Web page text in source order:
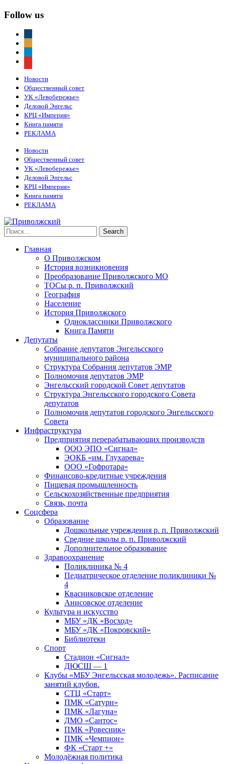
Follow us
Новости
Общественный совет
УК «Левобережье»
Деловой Энгельс
КРЦ «Империя»
Книга памяти
РЕКЛАМА
Новости
Общественный совет
УК «Левобережье»
Деловой Энгельс
КРЦ «Империя»
Книга памяти
РЕКЛАМА
Главная
О Приволжском
История возникновения
Преобразование Приволжского МО
ТОСы р. п. Приволжский
География
Население
История Приволжского
Одноклассники Приволжского
Книга Памяти
Депутаты
Собрание депутатов Энгельсского
муниципального района
Структура Собрания депутатов ЭМР
Полномочия депутатов ЭМР
Энгельсский городской Совет депутатов
Структура Энгельсского городского Совета
депутатов
Полномочия депутатов городского Энгельсского
Совета
Инфраструктура
Предприятия перерабатывающих производств
ООО ЭПО «Сигнал»
ЭОКБ «им. Глухарева»
ООО «Гофротара»
Финансово-кредитные учреждения
Пищевая промышленность
Сельскохозяйственные предприятия
Связь, почта
Соцсфера
Образование
Дошкольные учреждения р. п. Приволжский
Средние школы р. п. Приволжский
Дополнительное образование
Здравоохранение
Поликлиника № 4
Педиатрическое отделение поликлиники №
4
Квасниковское отделение
Анисовское отделение
Культура и искусство
МБУ «ДК «Восход»
МБУ «ДК «Покровский»
Библиотеки
Спорт
Стадион «Сигнал»
ДЮСШ — 1
Клубы «МБУ Энгельсская молодежь». Расписание
занятий клубов.
СТЦ «Старт»
ПМК «Сатурн»
ПМК «Лагуна»
ДМО «Сантос»
ПМК «Ровесник»
ПМК «Чемпион»
ФК «Старт +»
Молодёжная политика